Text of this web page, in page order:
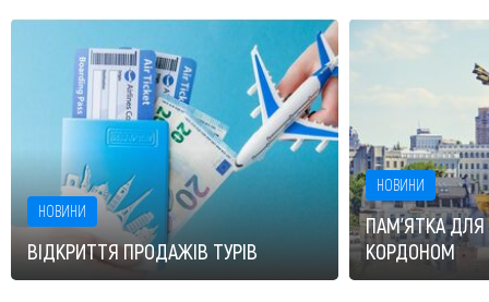
НОВИНИ
ВІДКРИТТЯ ПРОДАЖІВ ТУРІВ
НОВИНИ
ПАМ'ЯТКА ДЛЯ
КОРДОНОМ